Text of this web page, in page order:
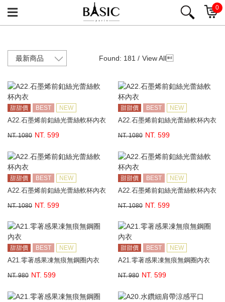
0
Found: 181 / View All
甜甜價 BEST NEW
A22.石墨烯前釦絲光蕾絲軟杯內衣
NT. 1080 NT. 599
甜甜價 BEST NEW
A22.石墨烯前釦絲光蕾絲軟杯內衣
NT. 1080 NT. 599
甜甜價 BEST NEW
A22.石墨烯前釦絲光蕾絲軟杯內衣
NT. 1080 NT. 599
甜甜價 BEST NEW
A22.石墨烯前釦絲光蕾絲軟杯內衣
NT. 1080 NT. 599
甜甜價 BEST NEW
A21.零著感果凍無痕無鋼圈內衣
NT. 980 NT. 599
甜甜價 BEST NEW
A21.零著感果凍無痕無鋼圈內衣
NT. 980 NT. 599